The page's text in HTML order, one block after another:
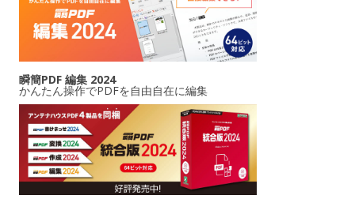
瞬簡PDF 編集 2024
かんたん操作でPDFを自由自在に編集